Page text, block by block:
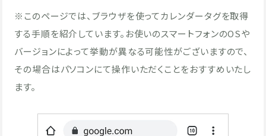
※このページでは、ブラウザを使ってカレンダータグを取得
する手順を紹介しています。お使いのスマートフォンのOSや
バージョンによって挙動が異なる可能性がございますので、
その場合はパソコンにて操作いただくことをおすすめいたし
ます。